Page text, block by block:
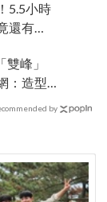
5.5小時
還有
峰」
：造型
by